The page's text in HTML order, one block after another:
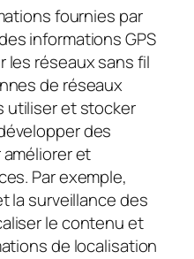
fournies par
informations GPS
les réseaux sans fil
de réseaux
utiliser et stocker
des
et
Par exemple,
la surveillance des
le contenu et
de localisation